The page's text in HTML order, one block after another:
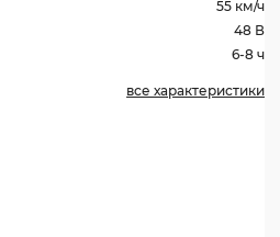
55 км/ч
48 В
6-8 ч
все характеристики